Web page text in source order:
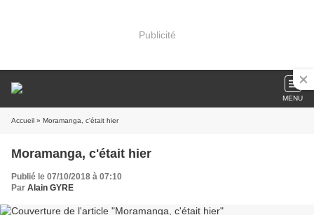
Publicité
MENU
Accueil » Moramanga, c'était hier
Moramanga, c'était hier
Publié le 07/10/2018 à 07:10
Par Alain GYRE